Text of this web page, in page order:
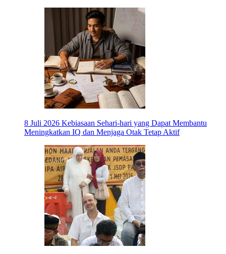
8 Juli 2026 Kebiasaan Sehari-hari yang Dapat Membantu
Meningkatkan IQ dan Menjaga Otak Tetap Aktif